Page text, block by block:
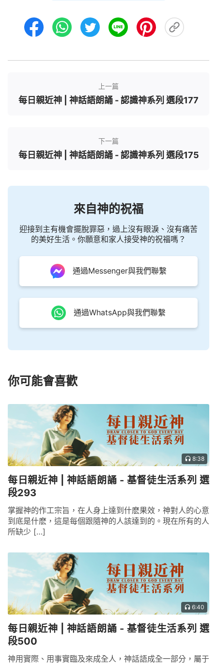
現之後人類就留傳下來了，然後好多人也都知道了。
這樣，神造這些植物就有了價值，有了意義。總之，
作的這一切，能不能感受到神實際的那一面呢？神在
隱秘中作事，在人還没有來到世界的時候，還没有接
人在這樣一個神為人類預備的豐豐富富的物質世界中
幸福地活着，衣食無憂，什麽都不缺。在這樣的一個
上一篇
每日親近神 | 神話語朗誦 - 認識神系列 選段177
下一篇
每日親近神 | 神話語朗誦 - 認識神系列 選段175
來自神的祝福
迎接到主有機會擺脫罪惡，過上沒有眼淚、沒有痛苦
的美好生活。你願意和家人接受神的祝福嗎？
通過Messenger與我們聯繫
通過WhatsApp與我們聯繫
你可能會喜歡
8:38
每日親近神 | 神話語朗誦 - 基督徒生活系列 選
段293
掌握神的作工宗旨，在人身上達到什麽果效，神對人的心意
到底是什麽，這是每個跟隨神的人該達到的。現在所有的人
所缺少 […]
6:40
每日親近神 | 神話語朗誦 - 基督徒生活系列 選
段500
神用實際、用事實臨及來成全人，神話語成全一部分，屬于